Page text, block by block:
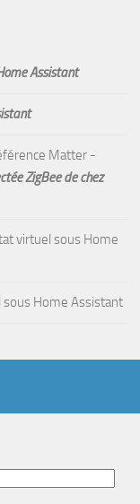
Assistant
Matter -
ZigBee de chez
virtuel sous Home
sous Home Assistant